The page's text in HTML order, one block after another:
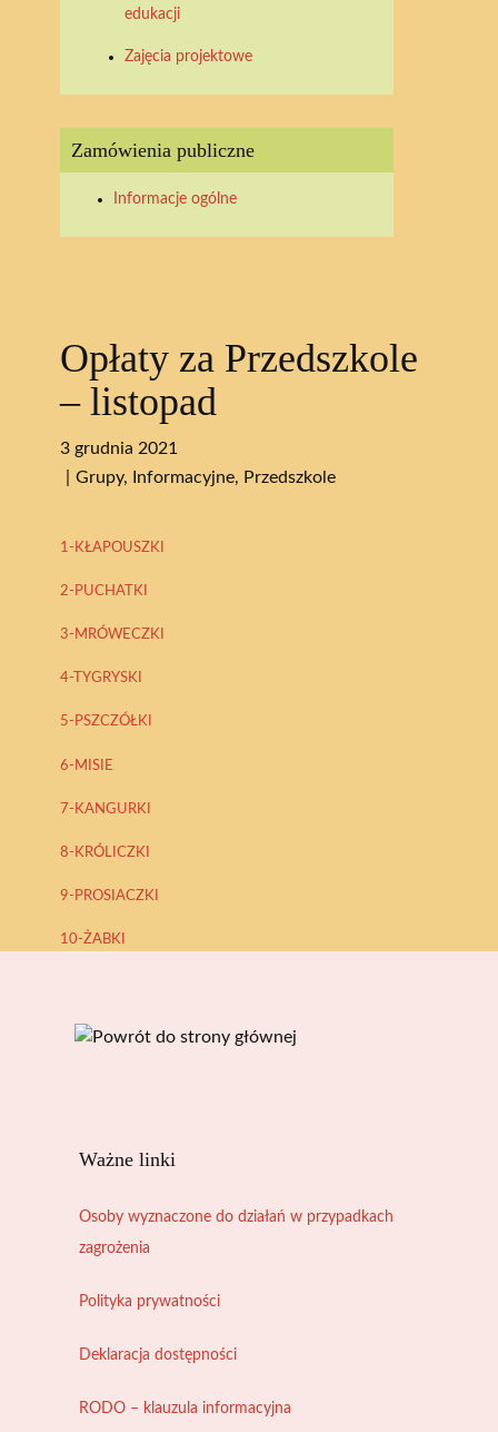
edukacji
Zajęcia projektowe
Zamówienia publiczne
Informacje ogólne
Opłaty za Przedszkole
– listopad
3 grudnia 2021
Grupy, Informacyjne, Przedszkole
1-KŁAPOUSZKI
2-PUCHATKI
3-MRÓWECZKI
4-TYGRYSKI
5-PSZCZÓŁKI
6-MISIE
7-KANGURKI
8-KRÓLICZKI
9-PROSIACZKI
10-ŻABKI
Ważne linki
Osoby wyznaczone do działań w przypadkach
zagrożenia
Polityka prywatności
Deklaracja dostępności
RODO – klauzula informacyjna